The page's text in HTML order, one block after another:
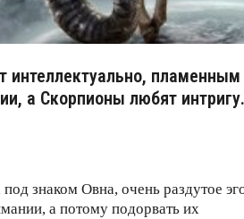
интеллектуально, пламенным
а Скорпионы любят
знаком Овна, очень раздутое
а потому подорвать их